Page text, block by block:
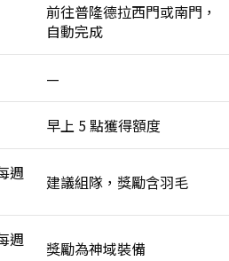
前往普隆德拉西門或南門，
自動完成
—
早上 5 點獲得額度
週
建議組隊，獎勵含羽毛
週
獎勵為神域裝備